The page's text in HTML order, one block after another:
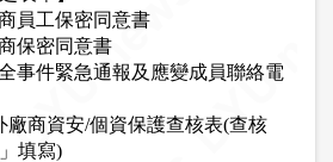
員工保密同意書
保密同意書
事件緊急通報及應變成員聯絡電
廠商資安/個資保護查核表(查核
填寫)